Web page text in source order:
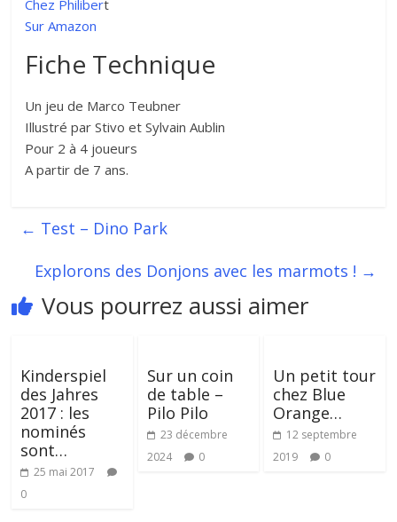
Chez Philibert
Sur Amazon
Fiche Technique
Un jeu de Marco Teubner
Illustré par Stivo et Sylvain Aublin
Pour 2 à 4 joueurs
A partir de 7 ans.
← Test – Dino Park
Explorons des Donjons avec les marmots ! →
Vous pourrez aussi aimer
Kinderspiel
des Jahres
2017 : les
nominés
sont…
25 mai 2017
0
Sur un coin
de table –
Pilo Pilo
23 décembre
2024
0
Un petit tour
chez Blue
Orange…
12 septembre
2019
0